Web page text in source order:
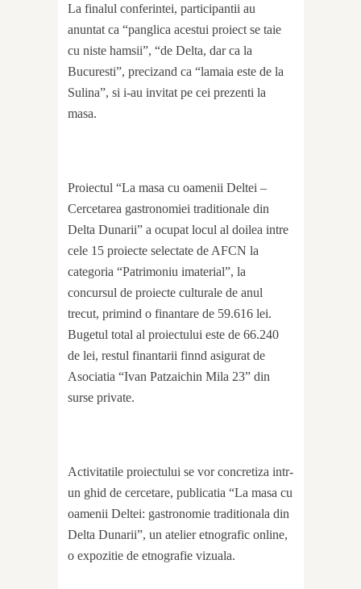
La finalul conferintei, participantii au
anuntat ca “panglica acestui proiect se taie
cu niste hamsii”, “de Delta, dar ca la
Bucuresti”, precizand ca “lamaia este de la
Sulina”, si i-au invitat pe cei prezenti la
masa.
Proiectul “La masa cu oamenii Deltei –
Cercetarea gastronomiei traditionale din
Delta Dunarii” a ocupat locul al doilea intre
cele 15 proiecte selectate de AFCN la
categoria “Patrimoniu imaterial”, la
concursul de proiecte culturale de anul
trecut, primind o finantare de 59.616 lei.
Bugetul total al proiectului este de 66.240
de lei, restul finantarii finnd asigurat de
Asociatia “Ivan Patzaichin Mila 23” din
surse private.
Activitatile proiectului se vor concretiza intr-
un ghid de cercetare, publicatia “La masa cu
oamenii Deltei: gastronomie traditionala din
Delta Dunarii”, un atelier etnografic online,
o expozitie de etnografie vizuala.